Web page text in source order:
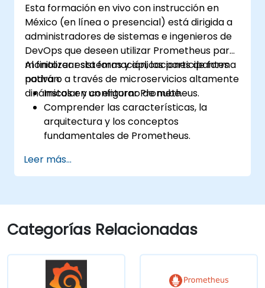
Esta formación en vivo con instrucción en
México (en línea o presencial) está dirigida a
administradores de sistemas e ingenieros de
DevOps que deseen utilizar Prometheus para
monitorear sistemas y aplicaciones de forma
nativa o a través de microservicios altamente
dinámicos en un entorno de nube.
Al finalizar esta formación, los participantes
podrán:
Instalar y configurar Prometheus.
Comprender las características, la
arquitectura y los conceptos
fundamentales de Prometheus.
PromQL.
Crear visualizaciones y tableros con
Configurar reglas de monitoreo y alertas
del sistema.
Analizar y optimizar el rendimiento de
Habilitar la integración segura con puntos
finales remotos y sistemas existentes.
Leer más...
Categorías Relacionadas